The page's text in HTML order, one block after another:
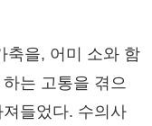
축을, 어미 소와 함
는 고통을 겪으
들었다. 수의사